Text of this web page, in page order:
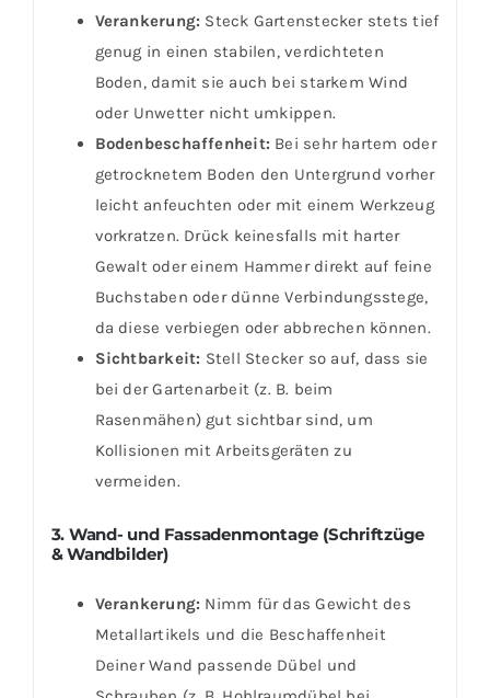
Verankerung: Steck Gartenstecker stets tief
genug in einen stabilen, verdichteten
Boden, damit sie auch bei starkem Wind
oder Unwetter nicht umkippen.
Bodenbeschaffenheit: Bei sehr hartem oder
getrocknetem Boden den Untergrund vorher
leicht anfeuchten oder mit einem Werkzeug
vorkratzen. Drück keinesfalls mit harter
Gewalt oder einem Hammer direkt auf feine
Buchstaben oder dünne Verbindungsstege,
da diese verbiegen oder abbrechen können.
Sichtbarkeit: Stell Stecker so auf, dass sie
bei der Gartenarbeit (z. B. beim
Rasenmähen) gut sichtbar sind, um
Kollisionen mit Arbeitsgeräten zu
vermeiden.
3. Wand- und Fassadenmontage (Schriftzüge
& Wandbilder)
Verankerung: Nimm für das Gewicht des
Metallartikels und die Beschaffenheit
Deiner Wand passende Dübel und